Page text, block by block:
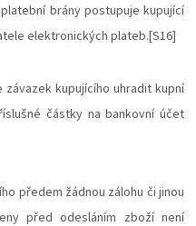
brány postupuje kupující
elektronických plateb.[S16]
kupujícího uhradit kupní
částky na bankovní účet
předem žádnou zálohu či jinou
před odesláním zboží není